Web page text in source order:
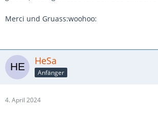
Merci und Gruass:woohoo:
HeSa
Anfänger
4. April 2024